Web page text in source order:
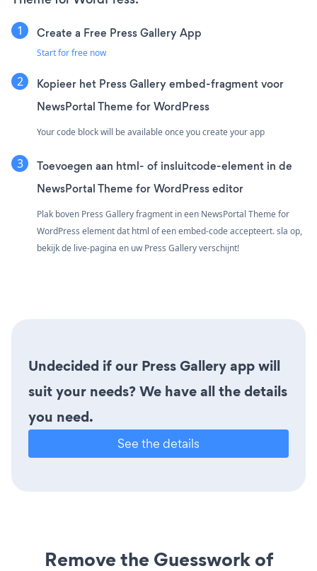
Create a Free Press Gallery App
Start for free now
Kopieer het Press Gallery embed-fragment voor
NewsPortal Theme for WordPress
Your code block will be available once you create your app
Toevoegen aan html- of insluitcode-element in de
NewsPortal Theme for WordPress editor
Plak boven Press Gallery fragment in een NewsPortal Theme for
WordPress element dat html of een embed-code accepteert. sla op,
bekijk de live-pagina en uw Press Gallery verschijnt!
Undecided if our Press Gallery app will
suit your needs? We have all the details
you need.
See the details
Remove the Guesswork of